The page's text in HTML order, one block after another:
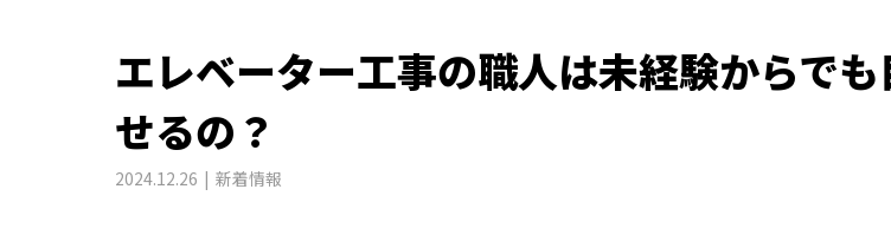
エレベーター工事の職人は未経験からでも
せるの？
2024.12.26 新着情報